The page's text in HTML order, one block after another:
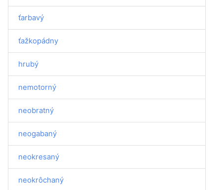
ťarbavý
ťažkopádny
hrubý
nemotorný
neobratný
neogabaný
neokresaný
neokrôchaný